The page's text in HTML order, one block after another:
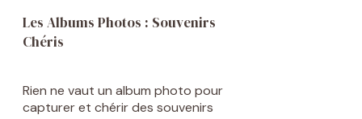
Les Albums Photos : Souvenirs
Chéris
Rien ne vaut un album photo pour
capturer et chérir des souvenirs